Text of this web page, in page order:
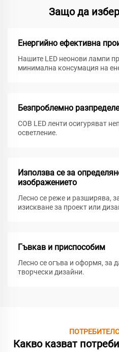
Защо да
Енергийно ефективна
Нашите LED неонови лампи
минимална консумация на
Безпроблемно
COB LED ленти осигуряват
осветление.
Използва се за
изображението
Лесно се реже и разширява,
изискване за проект или
Гъвкав и приспособим
Лесно се огъва и оформя, за
творчески дизайни.
Какво казват